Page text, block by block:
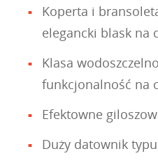
Koperta i
elegancki blask na
Klasa
funkcjonalność na
Efektowne
Duży datownik